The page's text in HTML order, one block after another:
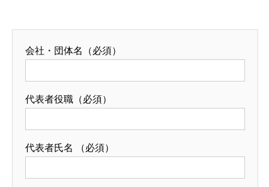
会社・団体名（必須）
代表者役職（必須）
代表者氏名 （必須）